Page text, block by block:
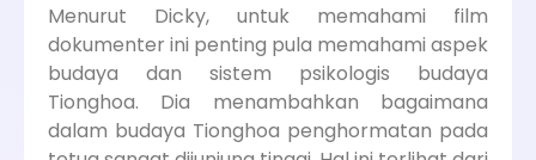
Menurut Dicky, untuk memahami film
dokumenter ini penting pula memahami aspek
budaya dan sistem psikologis budaya
Tionghoa. Dia menambahkan bagaimana
dalam budaya Tionghoa penghormatan pada